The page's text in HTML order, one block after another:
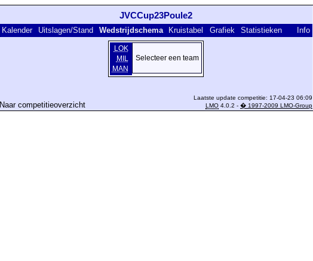
JVCCup23Poule2
Kalender Uitslagen/Stand Wedstrijdschema Kruistabel Grafiek Statistieken Info
LOK
MIL
MAN
Selecteer een team
Naar competitieoverzicht
Laatste update competitie: 17-04-23 06:09
LMO 4.0.2 - � 1997-2009 LMO-Group